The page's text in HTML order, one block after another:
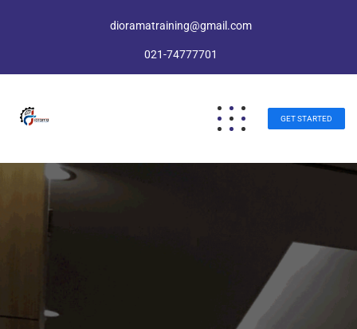
dioramatraining@gmail.com
021-74777701
GET STARTED